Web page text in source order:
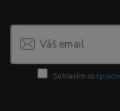
Súhlasím so